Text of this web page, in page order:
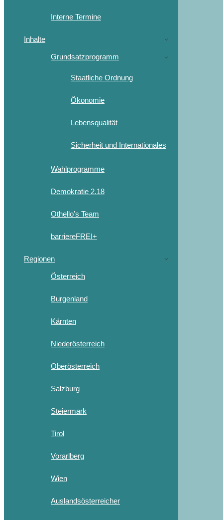
Interne Termine
Inhalte
Grundsatzprogramm
Staatliche Ordnung
Ökonomie
Lebensqualität
Sicherheit und Internationales
Wahlprogramme
Demokratie 2.18
Othello’s Team
barriereFREI+
Regionen
Österreich
Burgenland
Kärnten
Niederösterreich
Oberösterreich
Salzburg
Steiermark
Tirol
Vorarlberg
Wien
Auslandsösterreicher